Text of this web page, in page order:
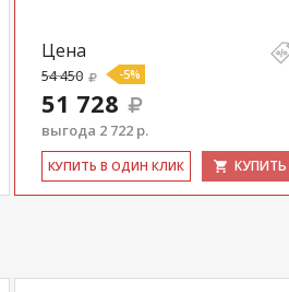
Цена
54 450 -5%
51 728
выгода 2 722 р.
КУ­ПИТЬ В ОДИН КЛИК КУПИТЬ